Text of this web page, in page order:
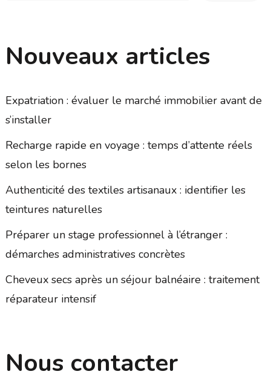
Nouveaux articles
Expatriation : évaluer le marché immobilier avant de
s’installer
Recharge rapide en voyage : temps d’attente réels
selon les bornes
Authenticité des textiles artisanaux : identifier les
teintures naturelles
Préparer un stage professionnel à l’étranger :
démarches administratives concrètes
Cheveux secs après un séjour balnéaire : traitement
réparateur intensif
Nous contacter